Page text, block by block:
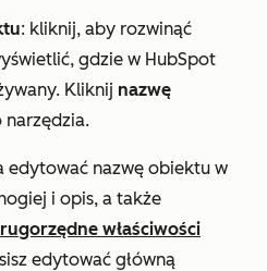
: kliknij, aby rozwinąć
gdzie w HubSpot
Kliknij nazwę
narzędzia.
edytować nazwę obiektu w
i opis, a także
właściwości
edytować główną